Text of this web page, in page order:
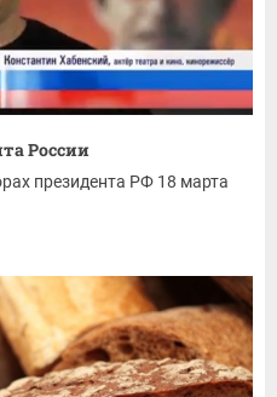
России
президента РФ 18 марта